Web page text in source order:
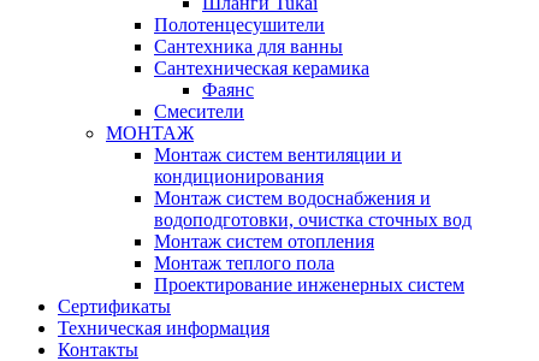
Полотенцесушители
Сантехника для ванны
Сантехническая керамика
Фаянс
Смесители
МОНТАЖ
Монтаж систем вентиляции и
кондиционирования
Монтаж систем водоснабжения и
водоподготовки, очистка сточных вод
Монтаж систем отопления
Монтаж теплого пола
Проектирование инженерных систем
Сертификаты
Техническая информация
Контакты